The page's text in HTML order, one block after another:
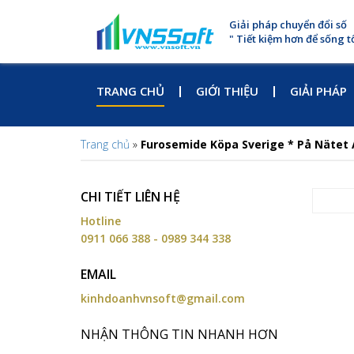
Giải pháp chuyển đổi số
" Tiết kiệm hơn để sống
TRANG CHỦ GIỚI THIỆU GIẢI PHÁP
Trang chủ » Furosemide Köpa Sverige * På
CHI TIẾT LIÊN HỆ
Hotline
0911 066 388 - 0989 344 338
EMAIL
kinhdoanhvnsoft@gmail.com
NHẬN THÔNG TIN NHANH HƠN